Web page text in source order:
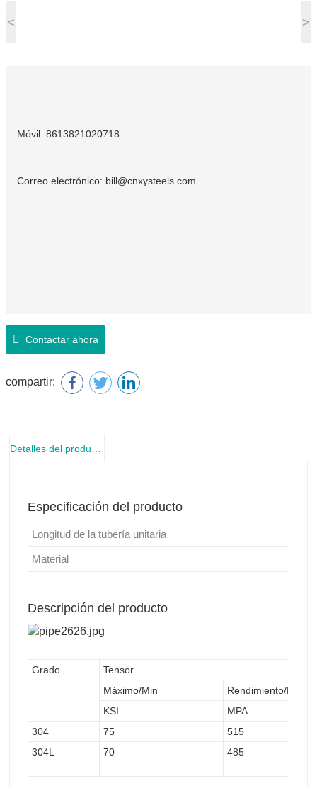
< >
Móvil: 8613821020718
Correo electrónico: bill@cnxysteels.com
Contactar ahora
compartir:
Especificación del producto
Longitud de la tubería unitaria
Material
Descripción del producto
Grado
Tensor
Máximo/Min
Rendimiento/Min
KSI
MPA
304
75
515
304L
70 485